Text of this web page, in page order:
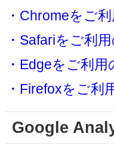
・Chromeをご
・Safariをご利
・Edgeをご利
・Firefoxをご利
Google